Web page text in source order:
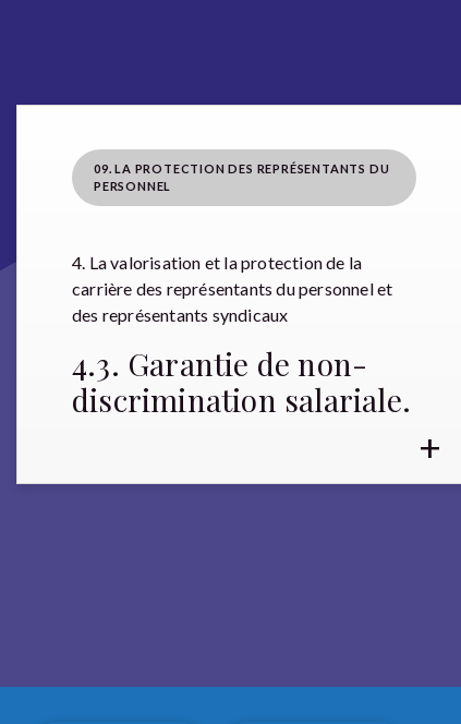
09. LA PROTECTION DES REPRÉSENTANTS DU
PERSONNEL
4. La valorisation et la protection de la
carrière des représentants du personnel et
des représentants syndicaux
4.3. Garantie de non-
discrimination salariale.
+